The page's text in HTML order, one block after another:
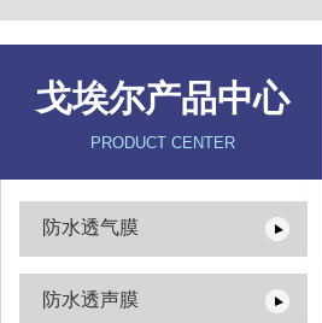
戈埃尔产品中心
PRODUCT CENTER
防水透气膜
防水透声膜